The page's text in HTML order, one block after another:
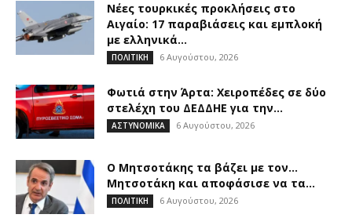
Νέες τουρκικές προκλήσεις στο
Αιγαίο: 17 παραβιάσεις και εμπλοκή
με ελληνικά...
ΠΟΛΙΤΙΚΗ 6 Αυγούστου, 2026
Φωτιά στην Άρτα: Χειροπέδες σε δύο
στελέχη του ΔΕΔΔΗΕ για την...
ΑΣΤΥΝΟΜΙΚΑ 6 Αυγούστου, 2026
Ο Μητσοτάκης τα βάζει με τον…
Μητσοτάκη και αποφάσισε να τα...
ΠΟΛΙΤΙΚΗ 6 Αυγούστου, 2026